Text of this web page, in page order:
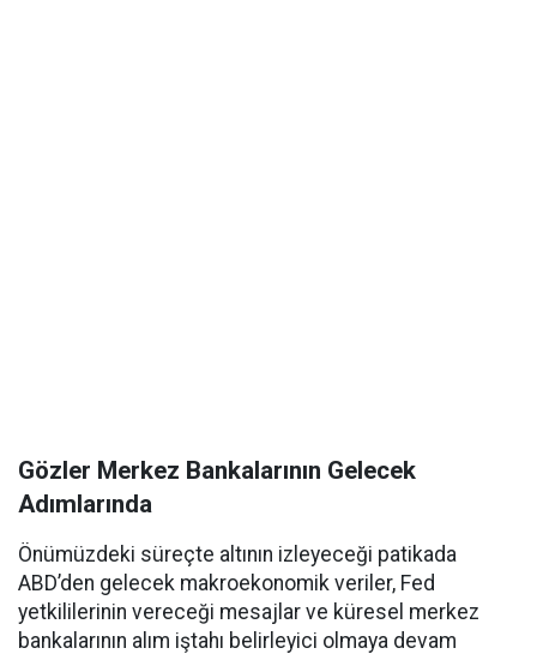
Gözler Merkez Bankalarının Gelecek
Adımlarında
Önümüzdeki süreçte altının izleyeceği patikada
ABD’den gelecek makroekonomik veriler, Fed
yetkililerinin vereceği mesajlar ve küresel merkez
bankalarının alım iştahı belirleyici olmaya devam